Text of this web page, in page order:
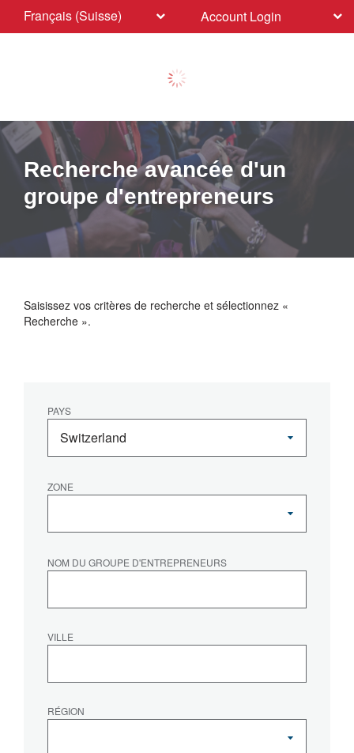
Français (Suisse) Account Login
Recherche avancée d'un
groupe d'entrepreneurs
Saisissez vos critères de recherche et sélectionnez «
Recherche ».
PAYS
ZONE
NOM DU GROUPE D'ENTREPRENEURS
VILLE
RÉGION